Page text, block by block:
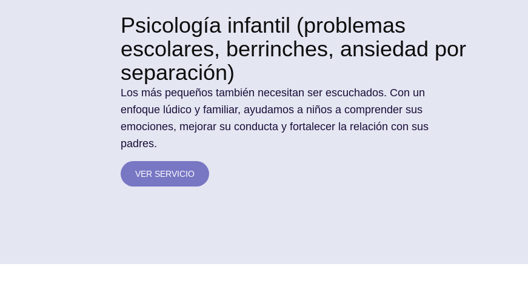
Psicología infantil (problemas
escolares, berrinches, ansiedad por
separación)
Los más pequeños también necesitan ser escuchados. Con un
enfoque lúdico y familiar, ayudamos a niños a comprender sus
emociones, mejorar su conducta y fortalecer la relación con sus
padres.
VER SERVICIO